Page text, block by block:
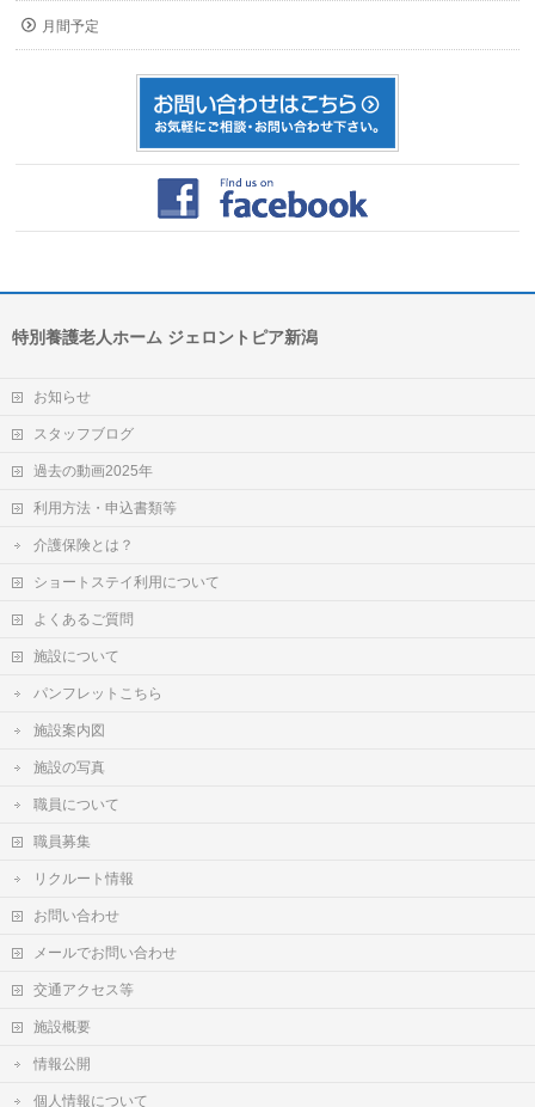
月間予定
特別養護老人ホーム ジェロントピア新潟
お知らせ
スタッフブログ
過去の動画2025年
利用方法・申込書類等
介護保険とは？
ショートステイ利用について
よくあるご質問
施設について
パンフレットこちら
施設案内図
施設の写真
職員について
職員募集
リクルート情報
お問い合わせ
メールでお問い合わせ
交通アクセス等
施設概要
情報公開
個人情報について